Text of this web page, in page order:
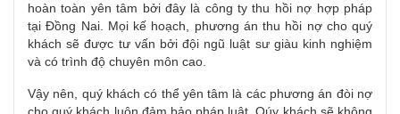
hoàn toàn yên tâm bởi đây là công ty thu hồi nợ hợp pháp
tại Đồng Nai. Mọi kế hoạch, phương án thu hồi nợ cho quý
khách sẽ được tư vấn bởi đội ngũ luật sư giàu kinh nghiệm
và có trình độ chuyên môn cao.
Vậy nên, quý khách có thể yên tâm là các phương án đòi nợ